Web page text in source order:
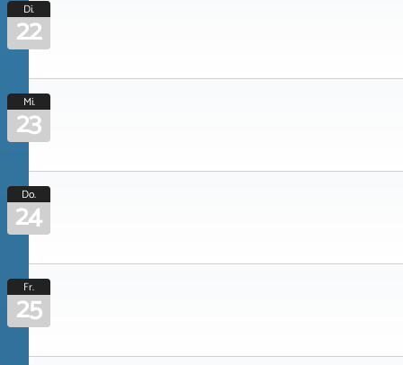
Di.
22
Mi.
23
Do.
24
Fr.
25